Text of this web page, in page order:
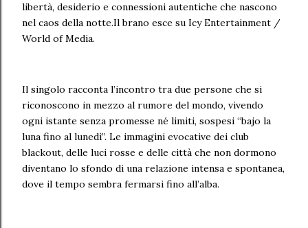
libertà, desiderio e connessioni autentiche che nascono
nel caos della notte.Il brano esce su Icy Entertainment /
World of Media.
Il singolo racconta l’incontro tra due persone che si
riconoscono in mezzo al rumore del mondo, vivendo
ogni istante senza promesse né limiti, sospesi “bajo la
luna fino al lunedì”. Le immagini evocative dei club
blackout, delle luci rosse e delle città che non dormono
diventano lo sfondo di una relazione intensa e spontanea,
dove il tempo sembra fermarsi fino all’alba.